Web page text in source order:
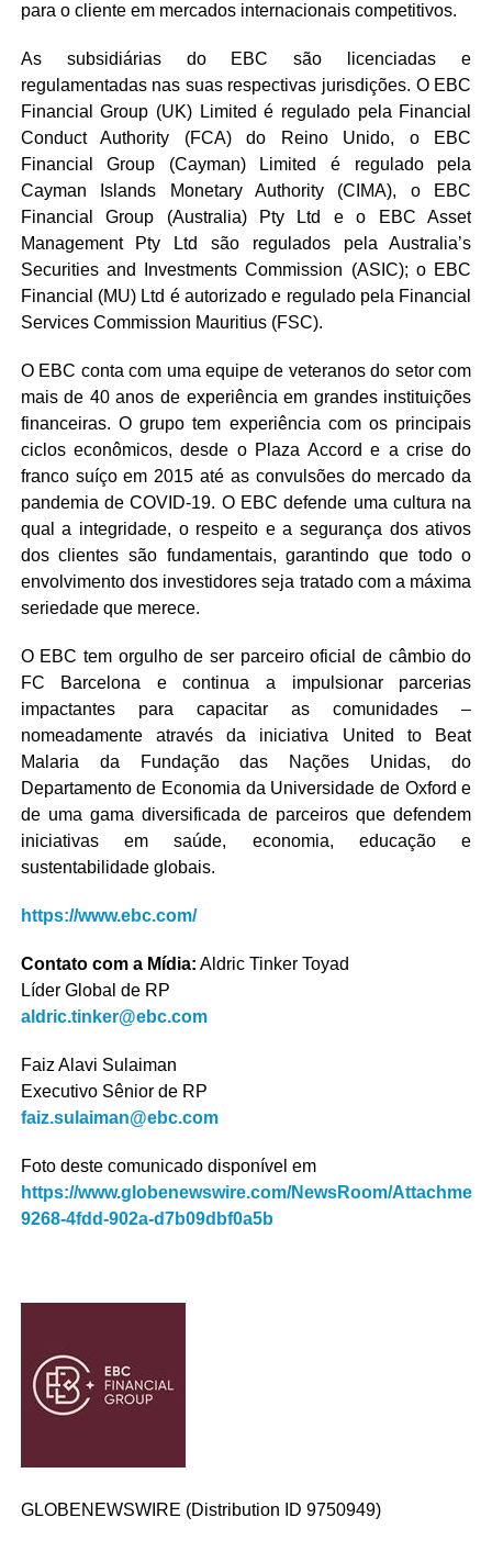
para o cliente em mercados internacionais competitivos.
As subsidiárias do EBC são licenciadas e
regulamentadas nas suas respectivas jurisdições. O EBC
Financial Group (UK) Limited é regulado pela Financial
Conduct Authority (FCA) do Reino Unido, o EBC
Financial Group (Cayman) Limited é regulado pela
Cayman Islands Monetary Authority (CIMA), o EBC
Financial Group (Australia) Pty Ltd e o EBC Asset
Management Pty Ltd são regulados pela Australia’s
Securities and Investments Commission (ASIC); o EBC
Financial (MU) Ltd é autorizado e regulado pela Financial
Services Commission Mauritius (FSC).
O EBC conta com uma equipe de veteranos do setor com
mais de 40 anos de experiência em grandes instituições
financeiras. O grupo tem experiência com os principais
ciclos econômicos, desde o Plaza Accord e a crise do
franco suíço em 2015 até as convulsões do mercado da
pandemia de COVID-19. O EBC defende uma cultura na
qual a integridade, o respeito e a segurança dos ativos
dos clientes são fundamentais, garantindo que todo o
envolvimento dos investidores seja tratado com a máxima
seriedade que merece.
O EBC tem orgulho de ser parceiro oficial de câmbio do
FC Barcelona e continua a impulsionar parcerias
impactantes para capacitar as comunidades –
nomeadamente através da iniciativa United to Beat
Malaria da Fundação das Nações Unidas, do
Departamento de Economia da Universidade de Oxford e
de uma gama diversificada de parceiros que defendem
iniciativas em saúde, economia, educação e
sustentabilidade globais.
https://www.ebc.com/
Contato com a Mídia: Aldric Tinker Toyad
Líder Global de RP
aldric.tinker@ebc.com
Faiz Alavi Sulaiman
Executivo Sênior de RP
faiz.sulaiman@ebc.com
Foto deste comunicado disponível em
https://www.globenewswire.com/NewsRoom/
9268-4fdd-902a-d7b09dbf0a5b
GLOBENEWSWIRE (Distribution ID 9750949)